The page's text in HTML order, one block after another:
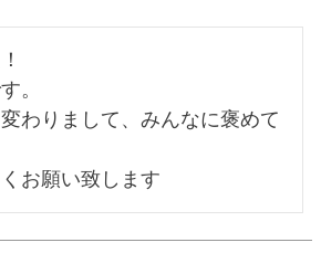
。
わりまして、みんなに褒めて
お願い致します